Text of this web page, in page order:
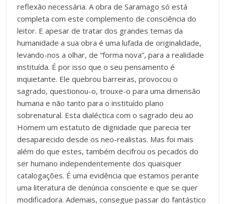
reflexão necessária. A obra de Saramago só está
completa com este complemento de consciência do
leitor. E apesar de tratar dos grandes temas da
humanidade a sua obra é uma lufada de originalidade,
levando-nos a olhar, de “forma nova”, para a realidade
instituída. É por isso que o seu pensamento é
inquietante. Ele quebrou barreiras, provocou o
sagrado, questionou-o, trouxe-o para uma dimensão
humana e não tanto para o instituído plano
sobrenatural. Esta dialéctica com o sagrado deu ao
Homem um estatuto de dignidade que parecia ter
desaparecido desde os neo-realistas. Mas foi mais
além do que estes, também decifrou os pecados do
ser humano independentemente dos quaisquer
catalogações. É uma evidência que estamos perante
uma literatura de denúncia consciente e que se quer
modificadora. Ademais, consegue passar do fantástico